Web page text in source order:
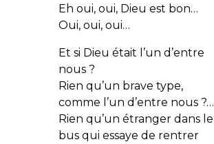
Eh oui, oui, Dieu est bon…
Oui, oui, oui…
Et si Dieu était l’un d’entre
nous ?
Rien qu’un brave type,
comme l’un d’entre nous ?…
Rien qu’un étranger dans le
bus qui essaye de rentrer